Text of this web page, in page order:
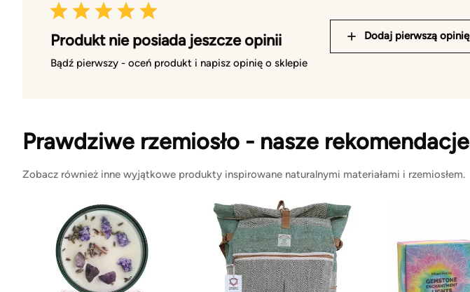
Produkt nie posiada jeszcze opinii
Bądź pierwszy - oceń produkt i napisz opinię o sklepie
Dodaj pierwszą opinię
Prawdziwe rzemiosło - nasze rekomendacje
Zobacz również inne wyjątkowe produkty inspirowane naturalnymi materiałami i rzemiosłem.